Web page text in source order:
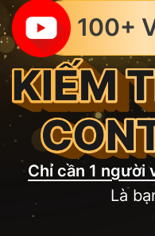
100+
Chỉ cần 1 người
Là